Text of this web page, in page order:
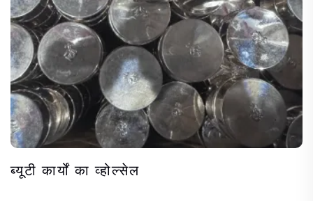
ब्यूटी कार्यों का व्होल्सेल